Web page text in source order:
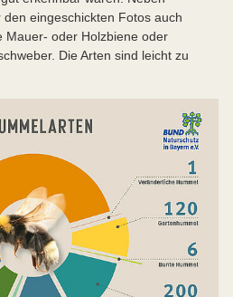
eingeschickten Fotos auch
Mauer- oder Holzbiene oder
Die Arten sind leicht zu